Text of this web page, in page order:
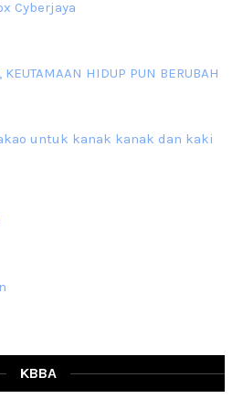
semua. Masih belum terlambat untuk che
MERAH
semua. Hari ni 4 Zulhijjah 1444 Hijrah,
sejahtera semua. Lama betul che mat tak
MASAK LEMAK
Cyberjaya
HIDUP PUN BERUBAH
untuk kanak kanak dan kaki
KBBA